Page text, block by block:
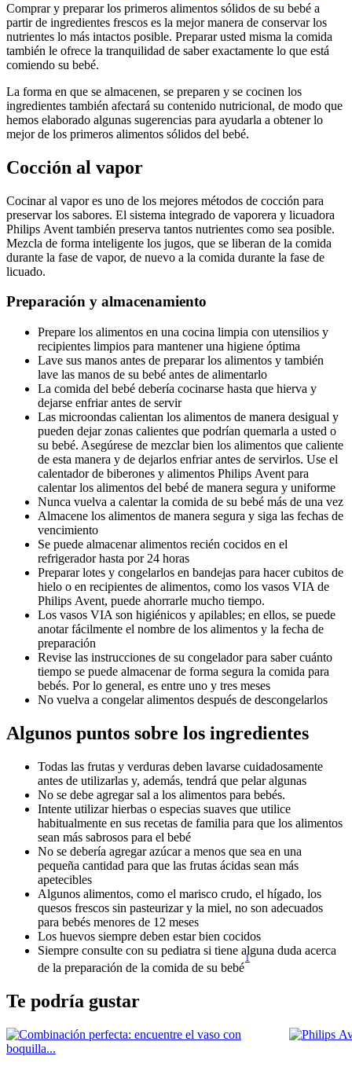
Comprar y preparar los primeros alimentos sólidos de su bebé a
partir de ingredientes frescos es la mejor manera de conservar los
nutrientes lo más intactos posible. Preparar usted misma la comida
también le ofrece la tranquilidad de saber exactamente lo que está
comiendo su bebé.
La forma en que se almacenen, se preparen y se cocinen los
ingredientes también afectará su contenido nutricional, de modo que
hemos elaborado algunas sugerencias para ayudarla a obtener lo
mejor de los primeros alimentos sólidos del bebé.
Cocción al vapor
Cocinar al vapor es uno de los mejores métodos de cocción para
preservar los sabores. El sistema integrado de vaporera y licuadora
Philips Avent también preserva tantos nutrientes como sea posible.
Mezcla de forma inteligente los jugos, que se liberan de la comida
durante la fase de vapor, de nuevo a la comida durante la fase de
licuado.
Preparación y almacenamiento
Prepare los alimentos en una cocina limpia con utensilios y
recipientes limpios para mantener una higiene óptima
Lave sus manos antes de preparar los alimentos y también
lave las manos de su bebé antes de alimentarlo
La comida del bebé debería cocinarse hasta que hierva y
dejarse enfriar antes de servir
Las microondas calientan los alimentos de manera desigual y
pueden dejar zonas calientes que podrían quemarla a usted o
su bebé. Asegúrese de mezclar bien los alimentos que caliente
de esta manera y de dejarlos enfriar antes de servirlos. Use el
calentador de biberones y alimentos Philips Avent para
calentar los alimentos del bebé de manera segura y uniforme
Nunca vuelva a calentar la comida de su bebé más de una vez
Almacene los alimentos de manera segura y siga las fechas de
vencimiento
Se puede almacenar alimentos recién cocidos en el
refrigerador hasta por 24 horas
Preparar lotes y congelarlos en bandejas para hacer cubitos de
hielo o en recipientes de alimentos, como los vasos VIA de
Philips Avent, puede ahorrarle mucho tiempo.
Los vasos VIA son higiénicos y apilables; en ellos, se puede
anotar fácilmente el nombre de los alimentos y la fecha de
preparación
Revise las instrucciones de su congelador para saber cuánto
tiempo se puede almacenar de forma segura la comida para
bebés. Por lo general, es entre uno y tres meses
No vuelva a congelar alimentos después de descongelarlos
Algunos puntos sobre los ingredientes
Todas las frutas y verduras deben lavarse cuidadosamente
antes de utilizarlas y, además, tendrá que pelar algunas
No se debe agregar sal a los alimentos para bebés.
Intente utilizar hierbas o especias suaves que utilice
habitualmente en sus recetas de familia para que los alimentos
sean más sabrosos para el bebé
No se debería agregar azúcar a menos que sea en una
pequeña cantidad para que las frutas ácidas sean más
apetecibles
Algunos alimentos, como el marisco crudo, el hígado, los
quesos frescos sin pasteurizar y la miel, no son adecuados
para bebés menores de 12 meses
Los huevos siempre deben estar bien cocidos
Siempre consulte con su pediatra si tiene alguna duda acerca
de la preparación de la comida de su bebé
1
Te podría gustar